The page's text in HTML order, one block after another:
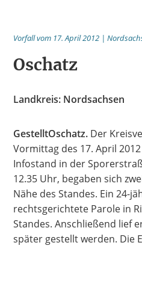
Publikationen
Bildungsangebote
SPRACHEN
Deutsch العربية Český
Italiano
Kurdí فارسی
Русский
Español ትግርኛ
Vorfall vom 17. April 2012 |
Oschatz
Landkreis: Nordsachsen
GestelltOschatz. Der
Vormittag des 17. April
Infostand in der
12.35 Uhr, begaben sich
Nähe des Standes. Ein 24-
rechtsgerichtete Parole in
Standes. Anschließend lief
später gestellt werden. Die